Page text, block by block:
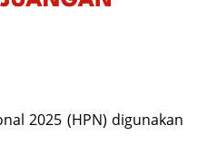
2025 (HPN) digunakan